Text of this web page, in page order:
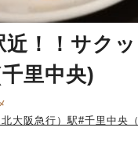
近！！サク
里中央)
大阪急行）駅#千里中央